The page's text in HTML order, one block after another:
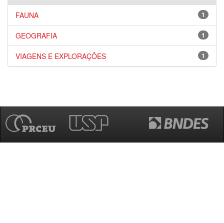
1
FAUNA
1
GEOGRAFIA
1
VIAGENS E EXPLORAÇÕES